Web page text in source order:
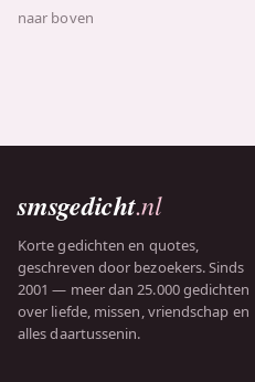
naar boven
smsgedicht.nl
Korte gedichten en quotes,
geschreven door bezoekers. Sinds
2001 — meer dan 25.000 gedichten
over liefde, missen, vriendschap en
alles daartussenin.